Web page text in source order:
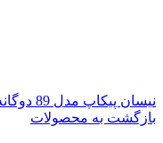
نیسان پیکاپ مدل 89 دوگانه،بدون کپسول
بازگشت به محصولات